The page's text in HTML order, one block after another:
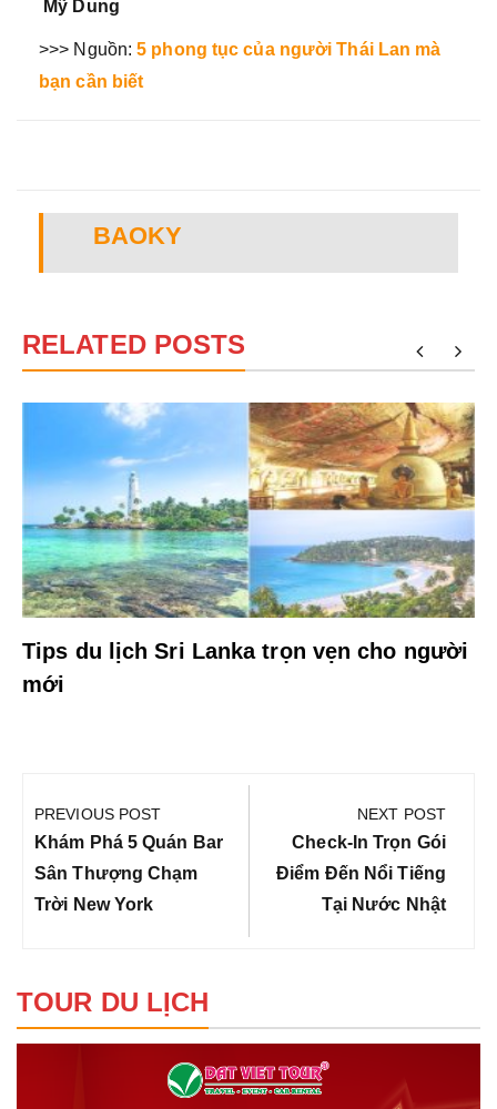
Mỹ Dung
>>> Nguồn:5 phong tục của người Thái Lan mà
bạn cần biết
BAOKY
RELATED POSTS
Tips du lịch Sri Lanka trọn vẹn cho người
mới
hướng
bài
viết
PREVIOUS POST
Previous
Post:
Khám Phá 5 Quán Bar
Sân Thượng Chạm
Trời New York
NEXT POST
Next
Post:
Check-In Trọn Gói
Điểm Đến Nổi Tiếng
Tại Nước Nhật
TOUR DU LỊCH